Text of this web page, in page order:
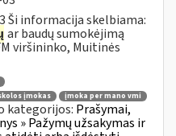
Ši informacija skelbiama:
ar baudų sumokėjimą
viršininko, Muitinės
įmokas
įmoka per mano vmi
kategorijos: Prašymai,
» Pažymų užsakymas ir